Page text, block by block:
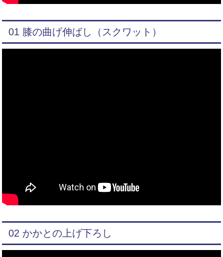
01 膝の曲げ伸ばし（スクワット）
02 かかとの上げ下ろし